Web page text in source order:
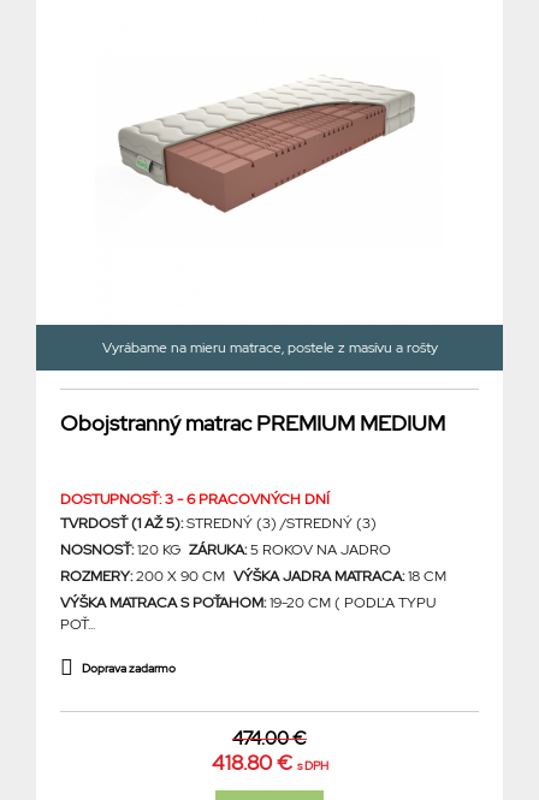
Vyrábame na mieru matrace, postele z masívu a rošty
Obojstranný matrac PREMIUM MEDIUM
DOSTUPNOSŤ: 3 - 6 PRACOVNÝCH DNÍ
TVRDOSŤ (1 AŽ 5):STREDNÝ (3) /STREDNÝ (3)
NOSNOSŤ:120 KG ZÁRUKA:5 ROKOV NA JADRO
ROZMERY:200 X 90 CM VÝŠKA JADRA MATRACA:18 CM
VÝŠKA MATRACA S POŤAHOM:19-20 CM ( PODĽA TYPU
POŤ...
Doprava zadarmo
474.00 €
418.80 € s DPH